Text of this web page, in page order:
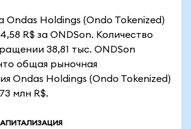
Ondas Holdings (Ondo Tokenized)
R$ за ONDSon. Количество
38,81 тыс. ONDSon
общая рыночная
Ondas Holdings (Ondo Tokenized)
млн R$.